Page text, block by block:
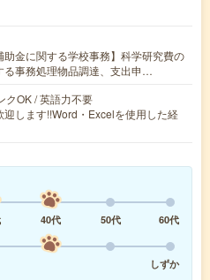
助金に関する学校事務】科学研究費の
る事務処理物品調達、支出申…
クOK / 英語力不要
迎します!!Word・Excelを使用した経
40代 50代
60代
しずか